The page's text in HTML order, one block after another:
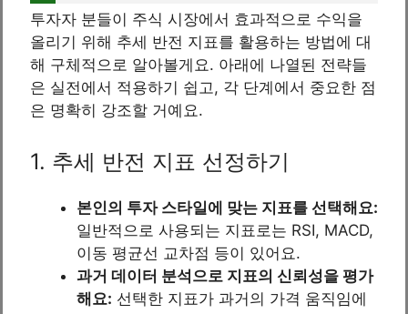
투자자 분들이 주식 시장에서 효과적으로 수익을
올리기 위해 추세 반전 지표를 활용하는 방법에 대
해 구체적으로 알아볼게요. 아래에 나열된 전략들
은 실전에서 적용하기 쉽고, 각 단계에서 중요한 점
은 명확히 강조할 거예요.
1. 추세 반전 지표 선정하기
본인의 투자 스타일에 맞는 지표를 선택해요:
일반적으로 사용되는 지표로는 RSI, MACD,
이동 평균선 교차점 등이 있어요.
과거 데이터 분석으로 지표의 신뢰성을 평가
해요: 선택한 지표가 과거의 가격 움직임에